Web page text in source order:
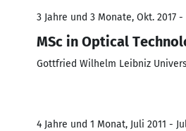
3 Jahre und 3 Monate, Okt. 2017 -
MSc in Optical
Gottfried Wilhelm Leibniz
4 Jahre und 1 Monat, Juli 2011 -